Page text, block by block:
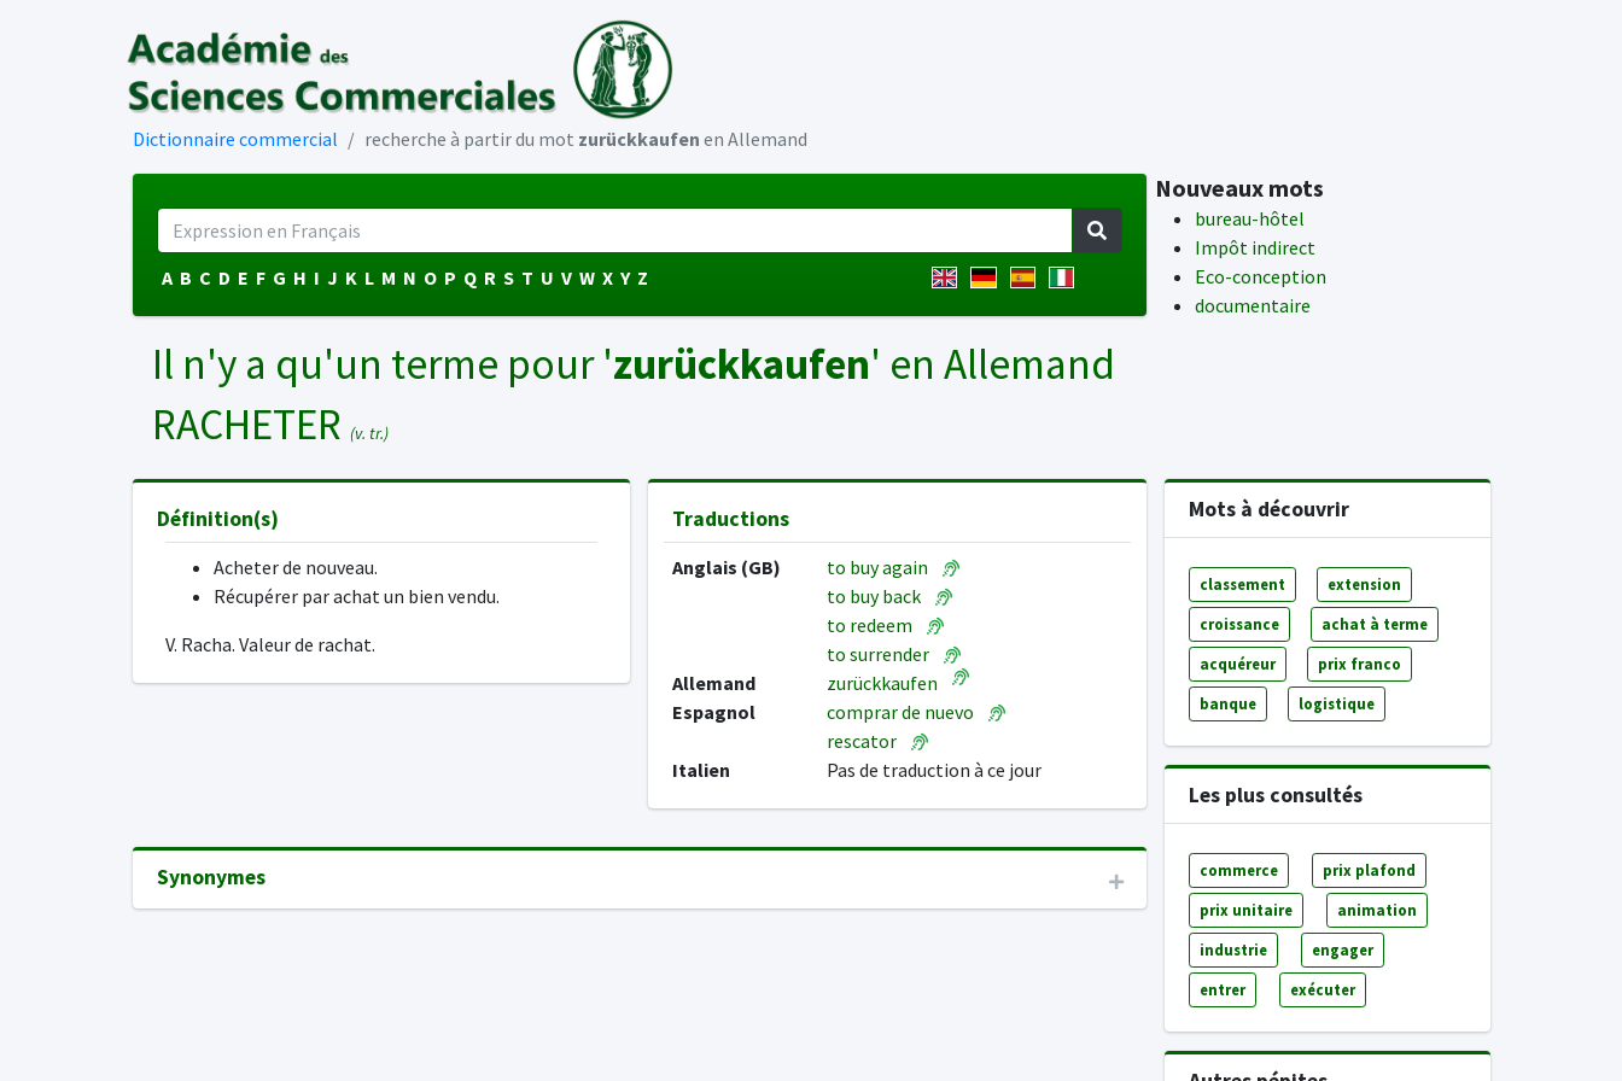
Dictionnaire commercial recherche à partir du mot zurückkaufen en Allemand
A B C D E F G H I J K L M N O P Q R S T U V W X Y Z
Nouveaux mots
bureau-hôtel
Impôt indirect
Eco-conception
documentaire
Il n'y a qu'un terme pour 'zurückkaufen' en Allemand
RACHETER (v. tr.)
Définition(s)
Acheter de nouveau.
Récupérer par achat un bien vendu.
V. Racha. Valeur de rachat.
Traductions
Anglais (GB)
to buy again
to buy back
to redeem
to surrender
Allemand
zurückkaufen
Espagnol
comprar de nuevo
rescator
Italien
Pas de traduction à ce jour
Synonymes
Mots à découvrir
classement extension
croissance achat à terme
acquéreur prix franco
banque logistique
Les plus consultés
commerce prix plafond
prix unitaire animation
industrie engager
entrer exécuter